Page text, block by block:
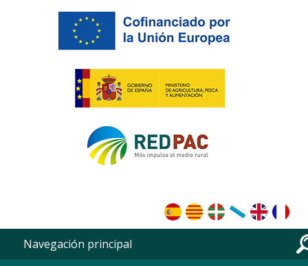
Ir o contido principal
Navegación principal